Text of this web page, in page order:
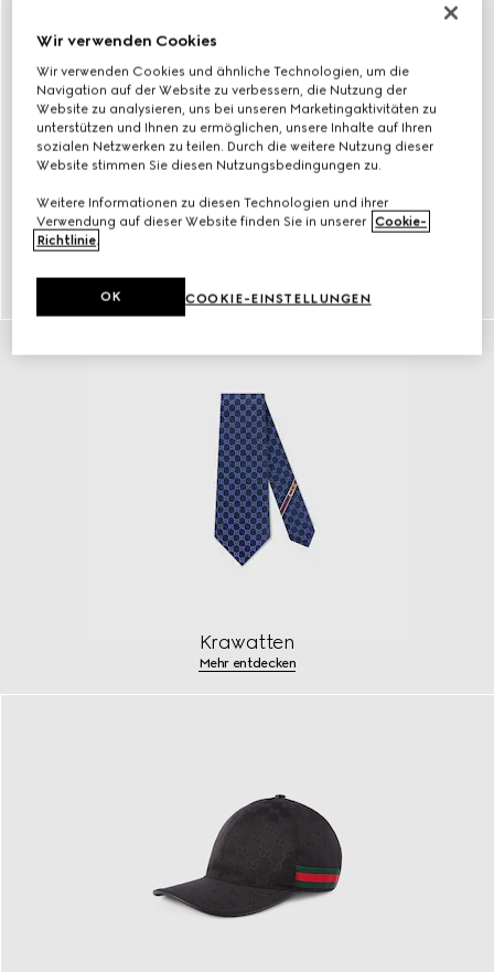
Krawatten
Mehr entdecken
Wir verwenden Cookies
Wir verwenden Cookies und ähnliche Technologien, um die
Navigation auf der Website zu verbessern, die Nutzung der
Website zu analysieren, uns bei unseren Marketingaktivitäten zu
unterstützen und Ihnen zu ermöglichen, unsere Inhalte auf Ihren
sozialen Netzwerken zu teilen. Durch die weitere Nutzung dieser
Website stimmen Sie diesen Nutzungsbedingungen zu.
Weitere Informationen zu diesen Technologien und ihrer
Verwendung auf dieser Website finden Sie in unserer Cookie-
Richtlinie.
COOKIE-EINSTELLUNGEN
OK